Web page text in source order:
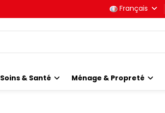
Français
Soins & Santé Ménage & Propreté